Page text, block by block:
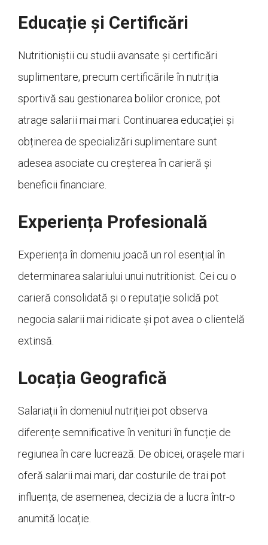
Educație și Certificări
Nutritioniștii cu studii avansate și certificări
suplimentare, precum certificările în nutriția
sportivă sau gestionarea bolilor cronice, pot
atrage salarii mai mari. Continuarea educației și
obținerea de specializări suplimentare sunt
adesea asociate cu creșterea în carieră și
beneficii financiare.
Experiența Profesională
Experiența în domeniu joacă un rol esențial în
determinarea salariului unui nutritionist. Cei cu o
carieră consolidată și o reputație solidă pot
negocia salarii mai ridicate și pot avea o clientelă
extinsă.
Locația Geografică
Salariații în domeniul nutriției pot observa
diferențe semnificative în venituri în funcție de
regiunea în care lucrează. De obicei, orașele mari
oferă salarii mai mari, dar costurile de trai pot
influența, de asemenea, decizia de a lucra într-o
anumită locație.